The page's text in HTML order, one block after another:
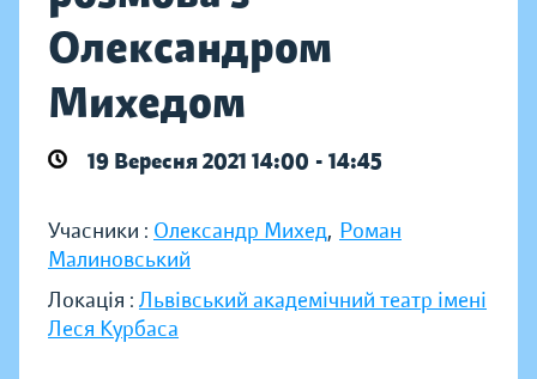
Олександром
Михедом
19 Вересня 2021 14:00 - 14:45
Учасники : Олександр Михед, Роман
Малиновський
Локація : Львівський академічний театр імені
Леся Курбаса